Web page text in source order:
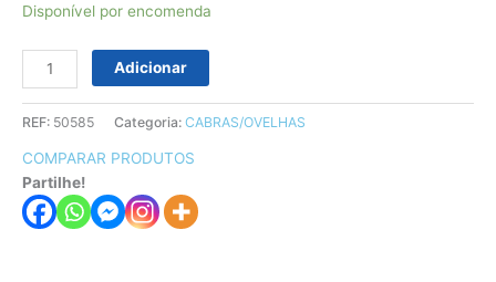
Disponível por encomenda
Adicionar
REF: 50585 Categoria: CABRAS/OVELHAS
COMPARAR PRODUTOS
Partilhe!